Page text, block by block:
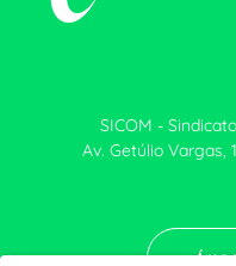
SICOM -
Av. Getúlio Vargas,
Área